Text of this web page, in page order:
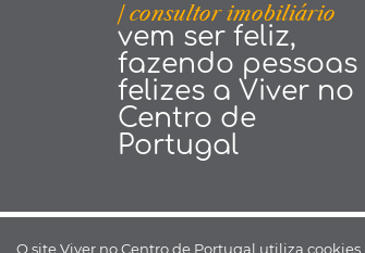
| consultor imobiliário
vem ser feliz,
fazendo pessoas
felizes a Viver no
Centro de
Portugal
Viver no
O site Viver no Centro de Portugal utiliza